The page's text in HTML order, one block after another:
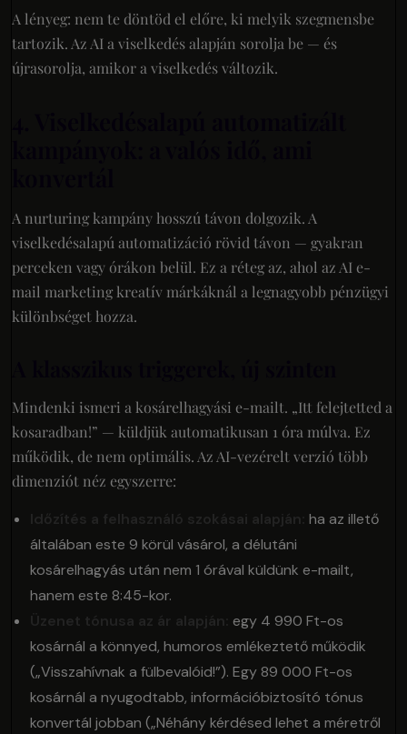
A lényeg: nem te döntöd el előre, ki melyik szegmensbe
tartozik. Az AI a viselkedés alapján sorolja be — és
újrasorolja, amikor a viselkedés változik.
A nurturing kampány hosszú távon dolgozik. A
viselkedésalapú automatizáció rövid távon — gyakran
perceken vagy órákon belül. Ez a réteg az, ahol az AI e-
mail marketing kreatív márkáknál a legnagyobb pénzügyi
különbséget hozza.
Mindenki ismeri a kosárelhagyási e-mailt. „Itt felejtetted a
kosaradban!” — küldjük automatikusan 1 óra múlva. Ez
működik, de nem optimális. Az AI-vezérelt verzió több
dimenziót néz egyszerre:
Időzítés a felhasználó szokásai alapján:
ha az illető
általában este 9 körül vásárol, a délutáni
kosárelhagyás után nem 1 órával küldünk e-mailt,
hanem este 8:45-kor.
Üzenet tónusa az ár alapján:
egy 4 990 Ft-os
kosárnál a könnyed, humoros emlékeztető működik
(„Visszahívnak a fülbevalóid!”). Egy 89 000 Ft-os
kosárnál a nyugodtabb, információbiztosító tónus
konvertál jobban („Néhány kérdésed lehet a méretről